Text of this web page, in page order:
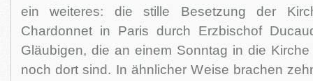
ein weiteres: die stille Besetzung der
Chardonnet in Paris durch Erzbischof
Gläubigen, die an einem Sonntag in die
noch dort sind. In ähnlicher Weise brachen